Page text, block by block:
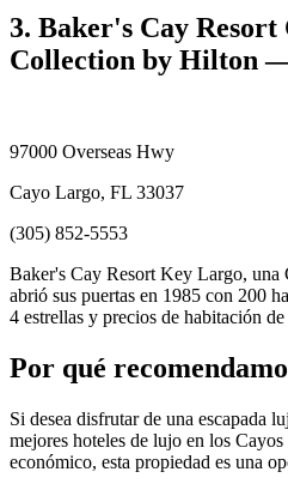
3. Baker's Cay
Collection by Hilton
97000 Overseas Hwy
Cayo Largo, FL 33037
(305) 852-5553
Baker's Cay Resort Key Largo,
abrió sus puertas en 1985 con 200
4 estrellas y precios de habitación
Por qué
Si desea disfrutar de una escapada
mejores hoteles de lujo en los
económico, esta propiedad es una